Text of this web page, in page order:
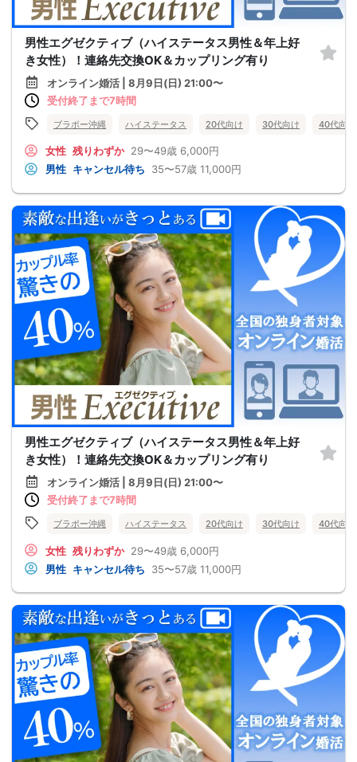
男性エグゼクティブ（ハイステータス男性＆年上好
き女性）！連絡先交換OK＆カップリング有り
オンライン婚活 | 8月9日(日) 21:00〜
受付終了まで7時間
ブラボー沖縄 ハイステータス 20代向け 30代向け 40代向け
女性 残りわずか 29〜49歳 6,000円
男性 キャンセル待ち 35〜57歳 11,000円
男性エグゼクティブ（ハイステータス男性＆年上好
き女性）！連絡先交換OK＆カップリング有り
オンライン婚活 | 8月9日(日) 21:00〜
受付終了まで7時間
ブラボー沖縄 ハイステータス 20代向け 30代向け 40代向け
女性 残りわずか 29〜49歳 6,000円
男性 キャンセル待ち 35〜57歳 11,000円